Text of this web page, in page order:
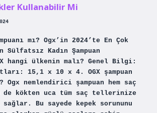
Kullanabilir Mi
mı? Ogx’in 2024’te En Çok
Kadın Şampuan
hangi ülkenin malı? Genel Bilgi:
15,1 x 10 x 4. OGX şampuan
nemlendirici şampuan hem saç
de kökten uca tüm saç tellerinize
Bu sayede kepek sorununu